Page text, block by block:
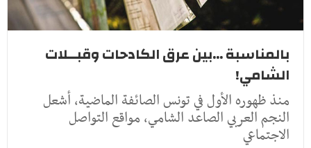
بالمناسبة ...بين عرق الكادحات وقبــلات
الشامي!
منذ ظهوره الأول في تونس الصائفة الماضية، أشعل
النجم العربي الصاعد الشامي، مواقع التواصل
الاجتماعي